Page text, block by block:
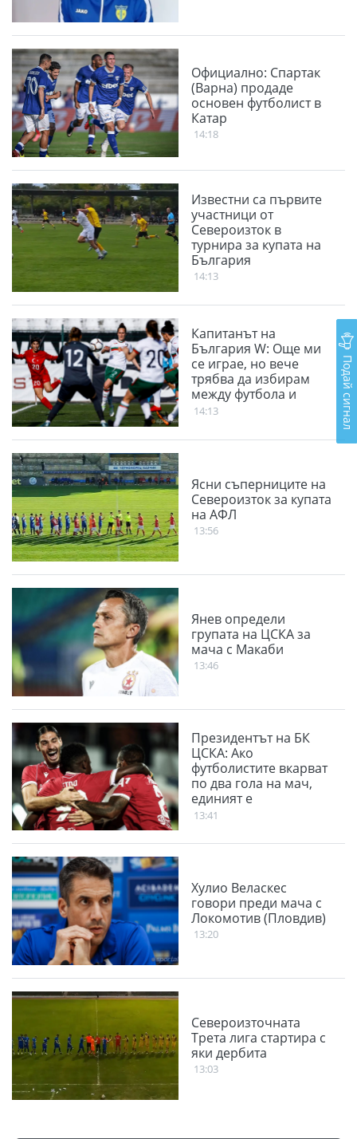
Официално: Спартак
(Варна) продаде
основен футболист в
Катар
14:18
Известни са първите
участници от
Североизток в
турнира за купата на
България
14:13
Капитанът на
България W: Още ми
се играе, но вече
трябва да избирам
между футбола и
семейството
14:13
Ясни съперниците на
Североизток за купата
на АФЛ
13:56
Янев определи
групата на ЦСКА за
мача с Макаби
13:46
Президентът на БК
ЦСКА: Ако
футболистите вкарват
по два гола на мач,
единият е
благодарение на
13:41
Хулио Веласкес
говори преди мача с
Локомотив (Пловдив)
13:20
Североизточната
Трета лига стартира с
яки дербита
13:03
Подай сигнал